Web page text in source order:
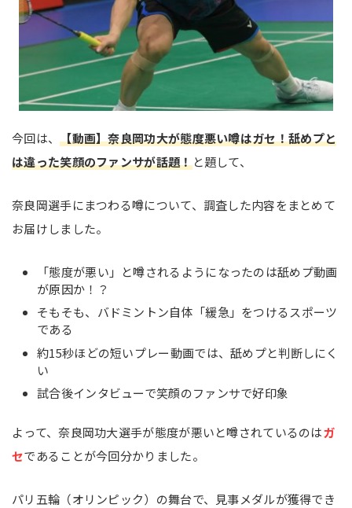
今回は、【動画】奈良岡功大が態度悪い噂はガセ！舐めプと
は違った笑顔のファンサが話題！と題して、
奈良岡選手にまつわる噂について、調査した内容をまとめて
お届けしました。
「態度が悪い」と噂されるようになったのは舐めプ動画
が原因か！？
そもそも、バドミントン自体「緩急」をつけるスポーツ
である
約15秒ほどの短いプレー動画では、舐めプと判断しにく
い
試合後インタビューで笑顔のファンサで好印象
よって、奈良岡功大選手が態度が悪いと噂されているのはガ
セであることが今回分かりました。
パリ五輪（オリンピック）の舞台で、見事メダルが獲得でき